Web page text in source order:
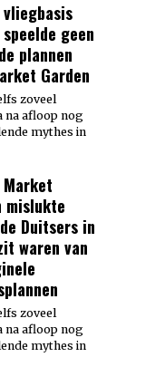
geen
plannen
Garden
zoveel
na afloop nog
mythes in
mislukte
Duitsers in
waren van
zoveel
na afloop nog
mythes in